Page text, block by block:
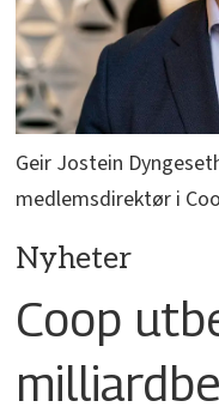
Geir Jostein
medlemsdirektør i
Nyheter
Coop